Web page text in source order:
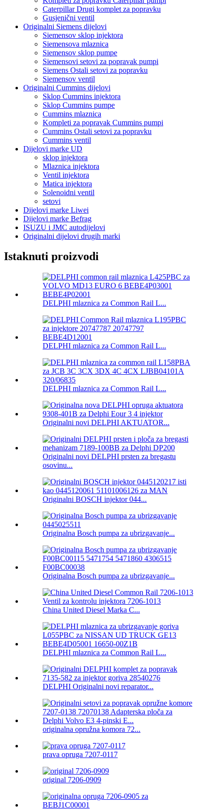
Caterpillar Drugi komplet za popravku
Gusjenični ventil
Originalni Siemens dijelovi
Siemensov sklop injektora
Siemensova mlaznica
Siemensov sklop pumpe
Siemensovi setovi za popravak pumpi
Siemens Ostali setovi za popravku
Siemensov ventil
Originalni Cummins dijelovi
Sklop Cummins injektora
Sklop Cummins pumpe
Cummins mlaznica
Kompleti za popravak Cummins pumpi
Cummins Ostali setovi za popravku
Cummins ventil
Dijelovi marke UD
sklop injektora
Mlaznica injektora
Ventil injektora
Matica injektora
Solenoidni ventil
setovi
Dijelovi marke Liwei
Dijelovi marke Befrag
ISUZU i JMC autodijelovi
Originalni dijelovi drugih marki
Istaknuti proizvodi
DELPHI mlaznica za Common Rail L...
DELPHI mlaznica za Common Rail L...
DELPHI mlaznica za Common Rail L...
Originalni novi DELPHI AKTUATOR...
Originalni novi DELPHI prsten za bregastu
osovinu...
Originalni BOSCH injektor 044...
Originalna Bosch pumpa za ubrizgavanje...
Originalna Bosch pumpa za ubrizgavanje...
China United Diesel Marka C...
DELPHI mlaznica za Common Rail L...
DELPHI Originalni novi reparator...
originalna opružna komora 72...
prava opruga 7207-0117
original 7206-0909